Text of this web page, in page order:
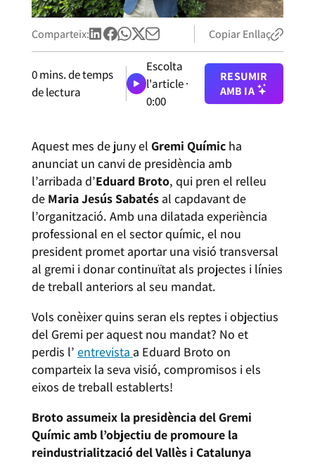
Comparteix: Copiar Enllaç
0mins. de temps
de lectura
Escolta
l'article ·
0:00
RESUMIR
AMB IA
Aquest mes de juny el Gremi Químicha
anunciat un canvi de presidència amb
l’arribada d’Eduard Broto, qui pren el relleu
de Maria Jesús Sabatésal capdavant de
l’organització. Amb una dilatada experiència
professional en el sector químic, el nou
president promet aportar una visió transversal
al gremi i donar continuïtat als projectes i línies
de treball anteriors al seu mandat.
Vols conèixer quins seran els reptes i objectius
del Gremi per aquest nou mandat? No et
perdis l’ entrevista a Eduard Broto on
comparteix la seva visió, compromisos i els
eixos de treball establerts!
Broto assumeix la presidència del Gremi
Químic amb l’objectiu de promoure la
reindustrialització del Vallès i Catalunya